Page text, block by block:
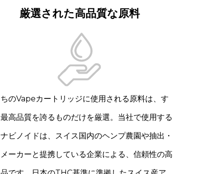
厳選された高品質な原料
のVapeカートリッジに使用される原料は、す
高品質を誇るものだけを厳選。当社で使用する
ビノイドは、スイス国内のヘンプ農園や抽出・
ーカーと提携している企業による、信頼性の高